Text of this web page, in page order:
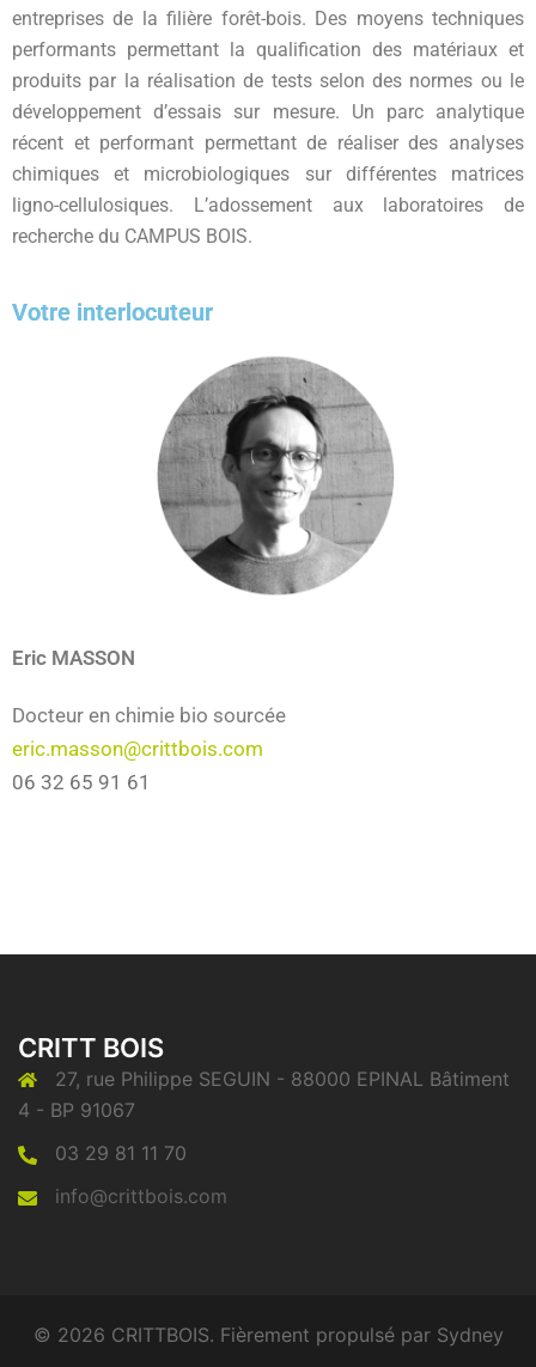
entreprises de la filière forêt-bois. Des moyens techniques
performants permettant la qualification des matériaux et
produits par la réalisation de tests selon des normes ou le
développement d’essais sur mesure. Un parc analytique
récent et performant permettant de réaliser des analyses
chimiques et microbiologiques sur différentes matrices
ligno-cellulosiques. L’adossement aux laboratoires de
recherche du CAMPUS BOIS.
Votre interlocuteur
Eric MASSON
Docteur en chimie bio sourcée
eric.masson@crittbois.com
06 32 65 91 61
CRITT BOIS
27, rue Philippe SEGUIN - 88000 EPINAL Bâtiment
4 - BP 91067
03 29 81 11 70
info@crittbois.com
© 2026 CRITTBOIS. Fièrement propulsé par Sydney